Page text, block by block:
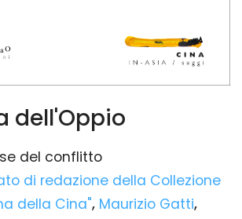
dell'Oppio
del conflitto
di redazione della Collezione
della Cina", Maurizio Gatti,